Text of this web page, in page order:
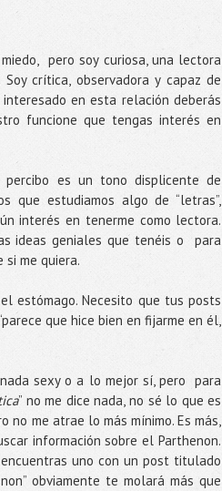
pero soy curiosa, una lectora
crítica, observadora y capaz de
en esta relación deberás
funcione que tengas interés en
es un tono displicente de
que estudiamos algo de “letras”,
interés en tenerme como lectora.
ideas geniales que tenéis o para
si me quiera.
estómago. Necesito que tus posts
que hice bien en fijarme en él,
sexy o a lo mejor sí, pero para
” no me dice nada, no sé lo que es
no me atrae lo más mínimo. Es más,
información sobre el Parthenon.
uno con un post titulado
obviamente te molará más que